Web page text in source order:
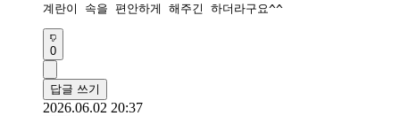
계란이 속을 편안하게 해주긴 하더라구요^^
0
답글 쓰기
2026.06.02 20:37